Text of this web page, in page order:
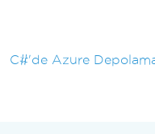
C#'de Azure